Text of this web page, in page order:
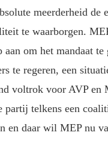
meerderheid de
te waarborgen.
aan om het mandaat te
te regeren, een
voltrok voor AVP en
partij telkens een
en daar wil MEP nu